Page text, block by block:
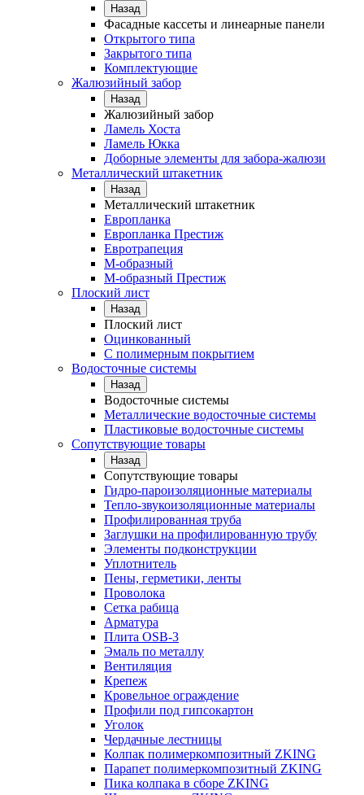
Назад
Фасадные кассеты и линеарные панели
Открытого типа
Закрытого типа
Комплектующие
Жалюзийный забор
Назад
Жалюзийный забор
Ламель Хоста
Ламель Юкка
Доборные элементы для забора-жалюзи
Металлический штакетник
Назад
Металлический штакетник
Европланка
Европланка Престиж
Евротрапеция
М-образный
М-образный Престиж
Плоский лист
Назад
Плоский лист
Оцинкованный
С полимерным покрытием
Водосточные системы
Назад
Водосточные системы
Металлические водосточные системы
Пластиковые водосточные системы
Сопутствующие товары
Назад
Сопутствующие товары
Гидро-пароизоляционные материалы
Тепло-звукоизоляционные материалы
Профилированная труба
Заглушки на профилированную трубу
Элементы подконструкции
Уплотнитель
Пены, герметики, ленты
Проволока
Сетка рабица
Арматура
Плита OSB-3
Эмаль по металлу
Вентиляция
Крепеж
Кровельное ограждение
Профили под гипсокартон
Уголок
Чердачные лестницы
Колпак полимеркомпозитный ZKING
Парапет полимеркомпозитный ZKING
Пика колпака в сборе ZKING